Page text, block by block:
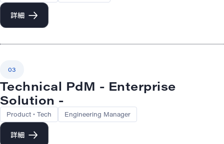
詳細
03
Technical PdM - Enterprise
Solution -
Product・Tech Engineering Manager
詳細